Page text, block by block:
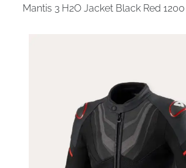
Mantis 3 H2O Jacket Black Red 1200